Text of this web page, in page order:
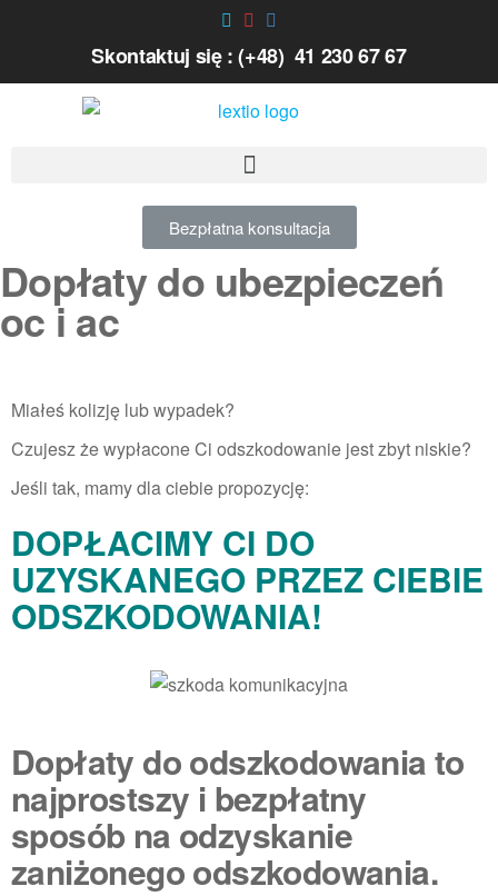
Skontaktuj się : (+48) 41 230 67 67
Bezpłatna konsultacja
Dopłaty do ubezpieczeń
oc i ac
Miałeś kolizję lub wypadek?
Czujesz że wypłacone Ci odszkodowanie jest zbyt niskie?
Jeśli tak, mamy dla ciebie propozycję:
DOPŁACIMY CI DO
UZYSKANEGO PRZEZ CIEBIE
ODSZKODOWANIA!
Dopłaty do odszkodowania to
najprostszy i bezpłatny
sposób na odzyskanie
zaniżonego odszkodowania.